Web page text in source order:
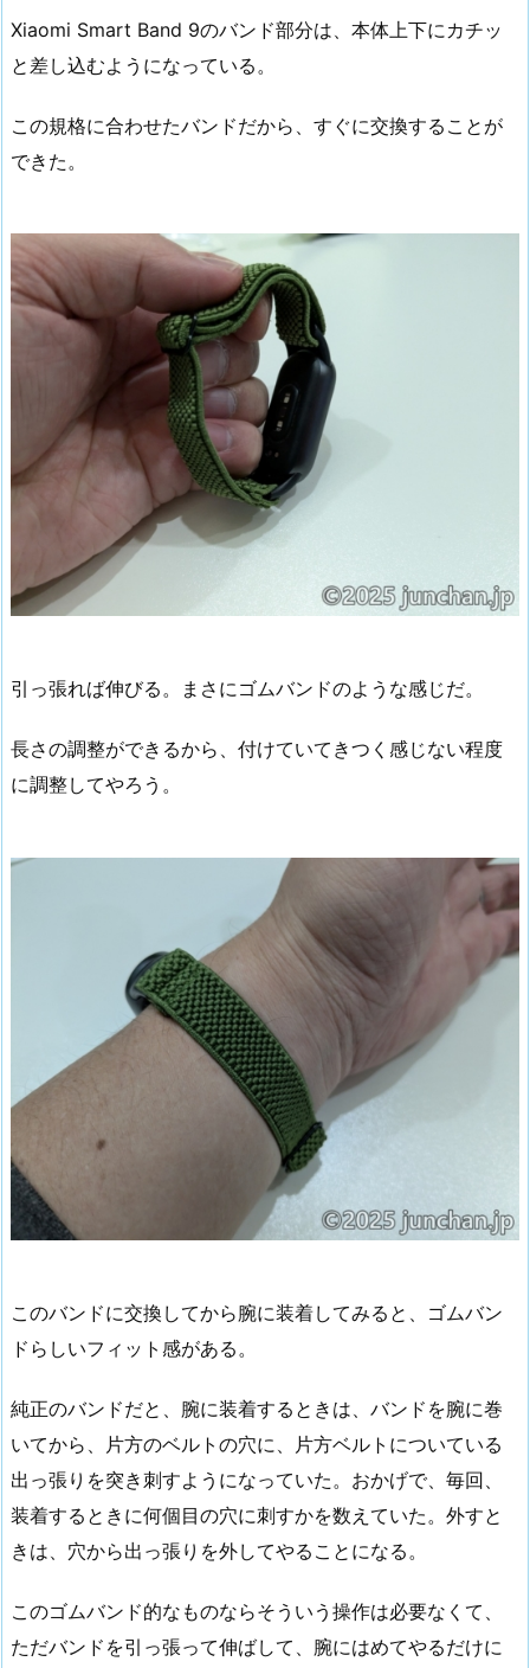
Xiaomi Smart Band 9のバンド部分は、本体上下にカチッ
と差し込むようになっている。
この規格に合わせたバンドだから、すぐに交換することが
できた。
引っ張れば伸びる。まさにゴムバンドのような感じだ。
長さの調整ができるから、付けていてきつく感じない程度
に調整してやろう。
このバンドに交換してから腕に装着してみると、ゴムバン
ドらしいフィット感がある。
純正のバンドだと、腕に装着するときは、バンドを腕に巻
いてから、片方のベルトの穴に、片方ベルトについている
出っ張りを突き刺すようになっていた。おかげで、毎回、
装着するときに何個目の穴に刺すかを数えていた。外すと
きは、穴から出っ張りを外してやることになる。
このゴムバンド的なものならそういう操作は必要なくて、
ただバンドを引っ張って伸ばして、腕にはめてやるだけに